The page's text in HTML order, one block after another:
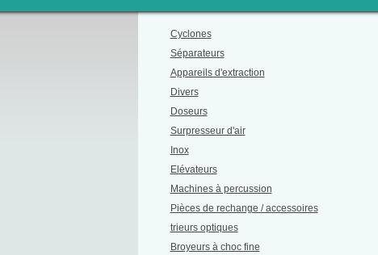
Cyclones
Séparateurs
Appareils d'extraction
Divers
Doseurs
Surpresseur d'air
Inox
Elévateurs
Machines à percussion
Pièces de rechange / accessoires
trieurs optiques
Broyeurs à choc fine